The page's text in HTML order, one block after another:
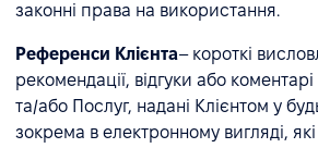
законні права на використання.
Референси Клієнта– короткі
рекомендації, відгуки або
та/або Послуг, надані Клієнтом у
зокрема в електронному вигляді,